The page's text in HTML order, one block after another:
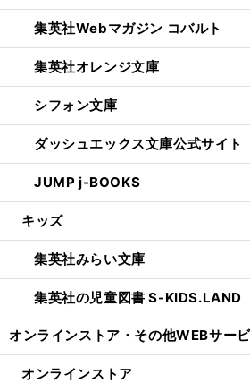
集英社Webマガジン コバルト
集英社オレンジ文庫
シフォン文庫
ダッシュエックス文庫公式サイト
JUMP j-BOOKS
キッズ
集英社みらい文庫
集英社の児童図書 S-KIDS.LAND
オンラインストア・ その他WEBサー
オンラインストア